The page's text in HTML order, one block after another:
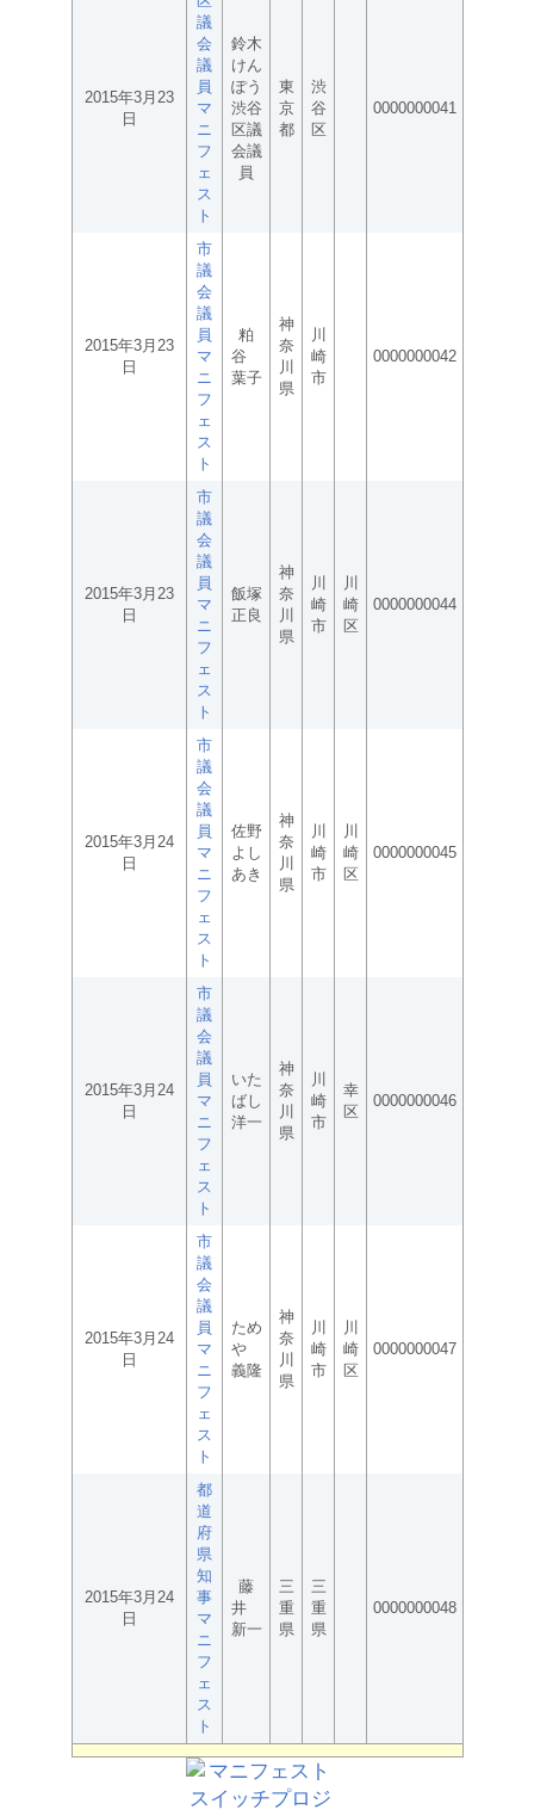
2015年3月23
日
議
会
議
員
マ
ニ
フ
ェ
ス
ト
鈴木
けん
ぽう
渋谷
区議
会議
員
東
京
都
渋
谷
区
0000000041
2015年3月23
日
市
議
会
議
員
マ
ニ
フ
ェ
ス
ト
粕
谷
葉子
神
奈
川
県
川
崎
市
0000000042
2015年3月23
日
市
議
会
議
員
マ
ニ
フ
ェ
ス
ト
飯塚
正良
神
奈
川
県
川
崎
市
川
崎
区
0000000044
2015年3月24
日
市
議
会
議
員
マ
ニ
フ
ェ
ス
ト
佐野
よし
あき
神
奈
川
県
川
崎
市
川
崎
区
0000000045
2015年3月24
日
市
議
会
議
員
マ
ニ
フ
ェ
ス
ト
いた
ばし
洋一
神
奈
川
県
川
崎
市
幸
区
0000000046
2015年3月24
日
市
議
会
議
員
マ
ニ
フ
ェ
ス
ト
ため
や
義隆
神
奈
川
県
川
崎
市
川
崎
区
0000000047
2015年3月24
日
都
道
府
県
知
事
マ
ニ
フ
ェ
ス
ト
藤
井
新一
三
重
県
三
重
県
0000000048